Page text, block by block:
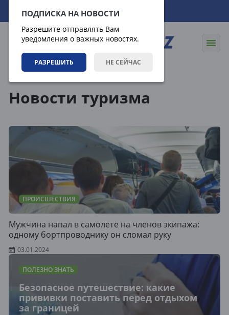
ПОДПИСКА НА НОВОСТИ
Разрешите отправлять Вам
уведомления о важных новостях.
РАЗРЕШИТЬ НЕ СЕЙЧАС
09.08.2026 19:38:02
Новости туризма
ПРОИСШЕСТВИЯ
Мужчина напал в самолете на членов экипажа:
одному бортпроводнику он сломал руку
03.01.2024
ПОЛЕЗНО ЗНАТЬ
Безопасное путешествие: какие
прививки поставить перед отдыхом
за границей